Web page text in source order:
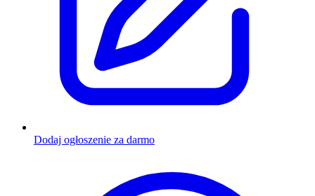
Dodaj ogłoszenie za darmo